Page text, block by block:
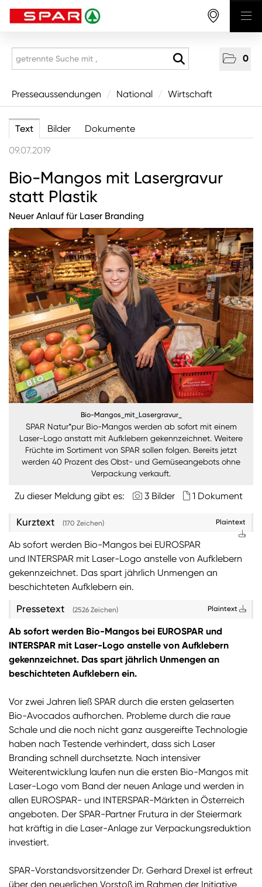
0
Presseaussendungen
Wirtschaft
Produkte
Mitarbeitende & Karriere
CSR/Soziales
Aus den Regionen
Unternehmen
Nachhaltigkeit
ANMELDEN
Sie wollen unsere aktuellen Medienmitteilungen
automatisch per E-Mail erhalten? Dann tragen Sie
einfach Ihre Daten in unserenPresseverteilerein
(Bitte beachten Sie, dass der Presseverteiler
ausschließlich für Medienkontakte und nicht für
Privatpersonen gedacht ist)
Zum Presseverteiler
Sie wollen Informationen über aktuelle Aktionen,
Produktneuheiten, attraktive Gewinnspiele uvm.
erhalten? Dann melden Sie sich zum
Newsletter an:
Presseaussendungen / National / Wirtschaft
Text Bilder
Dokumente
09.07.2019
Bio-Mangos mit Lasergravur
statt Plastik
Neuer Anlauf für Laser Branding
Bio-Mangos_mit_Lasergravur_
SPAR Natur*pur Bio-Mangos werden ab sofort mit einem
Laser-Logo anstatt mit Aufklebern gekennzeichnet. Weitere
Früchte im Sortiment von SPAR sollen folgen. Bereits jetzt
werden 40 Prozent des Obst- und Gemüseangebots ohne
Verpackung verkauft.
Zu dieser Meldung gibt es: 3 Bilder 1 Dokument
Kurztext (170 Zeichen) Plaintext
Ab sofort werden Bio-Mangos bei EUROSPAR
und INTERSPAR mit Laser-Logo anstelle von Aufklebern
gekennzeichnet. Das spart jährlich Unmengen an
beschichteten Aufklebern ein.
Pressetext (2526 Zeichen) Plaintext
Ab sofort werden Bio-Mangos bei EUROSPAR und
INTERSPAR mit Laser-Logo anstelle von Aufklebern
gekennzeichnet. Das spart jährlich Unmengen an
beschichteten Aufklebern ein.
Vor zwei Jahren ließ SPAR durch die ersten gelaserten
Bio-Avocados aufhorchen. Probleme durch die raue
Schale und die noch nicht ganz ausgereifte Technologie
haben nach Testende verhindert, dass sich Laser
Branding schnell durchsetzte. Nach intensiver
Weiterentwicklung laufen nun die ersten Bio-Mangos mit
Laser-Logo vom Band der neuen Anlage und werden in
allen EUROSPAR- und INTERSPAR-Märkten in Österreich
angeboten. Der SPAR-Partner Frutura in der Steiermark
hat kräftig in die Laser-Anlage zur Verpackungsreduktion
investiert.
SPAR-Vorstandsvorsitzender Dr. Gerhard Drexel ist erfreut
über den neuerlichen Vorstoß im Rahmen der Initiative